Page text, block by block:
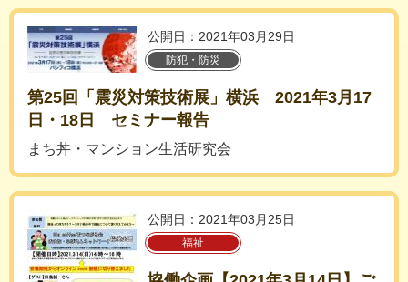
公開日：2021年03月29日
防犯・防災
第25回「震災対策技術展」横浜 2021年3月17
日・18日 セミナー報告
まち丼・マンション生活研究会
公開日：2021年03月25日
福祉